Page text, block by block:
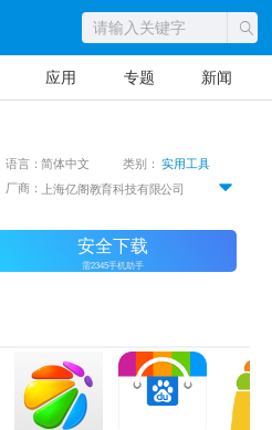
应用 专题 新闻
语言：简体中文 类别：实用工具
厂商： 上海亿阁教育科技有限公司
安全下载
需2345手机助手